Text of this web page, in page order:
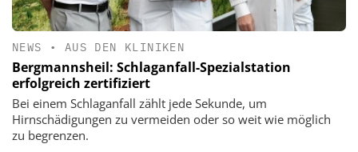
NEWS • AUS DEN KLINIKEN
Bergmannsheil: Schlaganfall-Spezialstation
erfolgreich zertifiziert
Bei einem Schlaganfall zählt jede Sekunde, um
Hirnschädigungen zu vermeiden oder so weit wie möglich
zu begrenzen.